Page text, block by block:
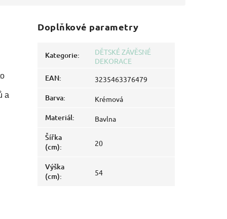
a
Doplňkové parametry
Kategorie:
DĚTSKÉ ZÁVĚSNÉ
DEKORACE
EAN: 3235463376479
Barva: Krémová
Materiál: Bavlna
Šířka
(cm): 20
Výška
(cm): 54